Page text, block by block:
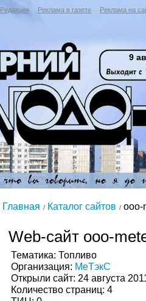
Редакция Реклама в газете Реклама на
9
Главная Каталог сайтов ooo-
Web-сайт ooo-
Тематика: Топливо
Организация: МеТэкС
Открыли сайт: 24 августа
Количество страниц: 4